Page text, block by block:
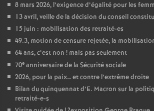
8 mars 2026, l’exigence d’égalité pour les
13 avril, veille de la décision du conseil
15 juin : mobilisation des retraité-es
49.3, motion de censure rejetée, la
64 ans, c’est non ! mais pas seulement
70e anniversaire de la Sécurité sociale
2026, pour la paix… et contre l’extrême droite
Bilan du quinquennat d’E. Macron sur la
retraité-e-s